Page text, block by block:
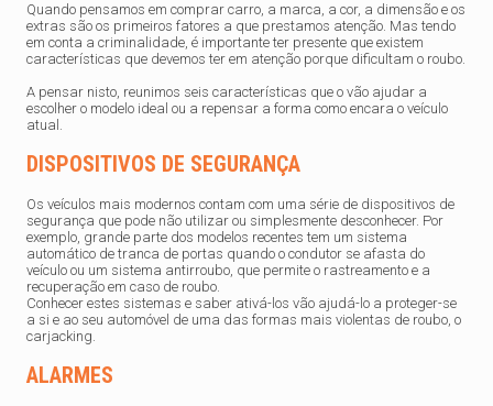
Quando pensamos em comprar carro, a marca, a cor, a dimensão e os
extras são os primeiros fatores a que prestamos atenção. Mas tendo
em conta a criminalidade, é importante ter presente que existem
características que devemos ter em atenção porque dificultam o roubo.
A pensar nisto, reunimos seis características que o vão ajudar a
escolher o modelo ideal ou a repensar a forma como encara o veículo
atual.
DISPOSITIVOS DE SEGURANÇA
Os veículos mais modernos contam com uma série de dispositivos de
segurança que pode não utilizar ou simplesmente desconhecer. Por
exemplo, grande parte dos modelos recentes tem um sistema
automático de tranca de portas quando o condutor se afasta do
veículo ou um sistema antirroubo, que permite o rastreamento e a
recuperação em caso de roubo.
Conhecer estes sistemas e saber ativá-los vão ajudá-lo a proteger-se
a si e ao seu automóvel de uma das formas mais violentas de roubo, o
carjacking.
ALARMES